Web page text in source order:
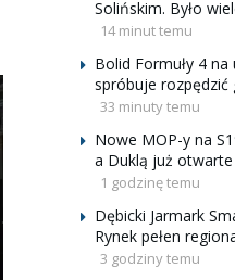
Solińskim. Było
14 minut temu
Bolid Formuły 4
spróbuje
33 minuty temu
Nowe MOP-y na
a Duklą już otwarte
1 godzinę temu
Dębicki Jarmark
Rynek pełen
3 godziny temu